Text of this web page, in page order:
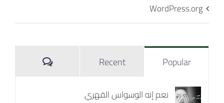
WordPress.org
Popular
Recent
Comments
نعم إنه الوسواس القهري